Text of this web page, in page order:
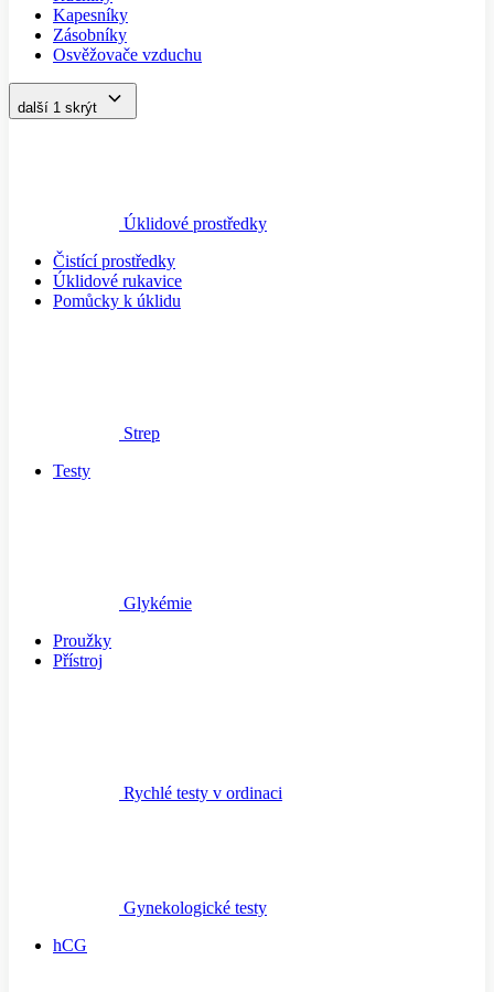
Kapesníky
Zásobníky
Osvěžovače vzduchu
další 1 skrýt
Úklidové prostředky
Čistící prostředky
Úklidové rukavice
Pomůcky k úklidu
Strep
Testy
Glykémie
Proužky
Přístroj
Rychlé testy v ordinaci
Gynekologické testy
hCG